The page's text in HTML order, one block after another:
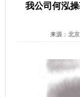
我公司何泓
来源：北